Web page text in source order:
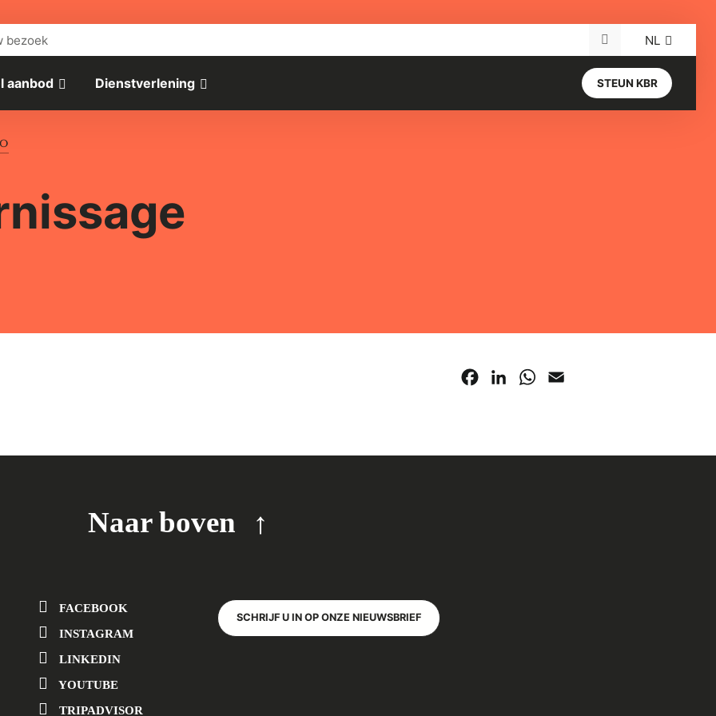
bezoek Search for: NL
aanbod Dienstverlening STEUN KBR
FacebookLinkedInWhatsApp
Naar boven
FACEBOOK
INSTAGRAM
LINKEDIN
YOUTUBE
TRIPADVISOR
SCHRIJF U IN OP ONZE NIEUWSBRIEF